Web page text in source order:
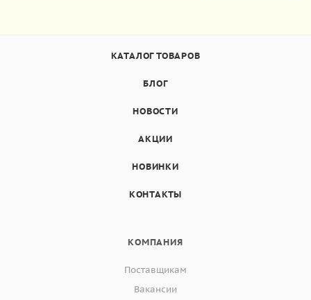
КАТАЛОГ ТОВАРОВ
БЛОГ
НОВОСТИ
АКЦИИ
НОВИНКИ
КОНТАКТЫ
КОМПАНИЯ
Поставщикам
Вакансии